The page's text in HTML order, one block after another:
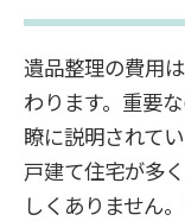
遺品整理の費用
わります。重要
瞭に説明されて
戸建て住宅が多
しくありません